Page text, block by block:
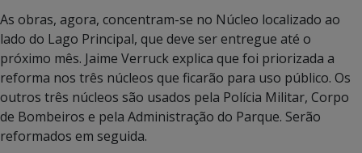
As obras, agora, concentram-se no Núcleo localizado ao
lado do Lago Principal, que deve ser entregue até o
próximo mês. Jaime Verruck explica que foi priorizada a
reforma nos três núcleos que ficarão para uso público. Os
outros três núcleos são usados pela Polícia Militar, Corpo
de Bombeiros e pela Administração do Parque. Serão
reformados em seguida.